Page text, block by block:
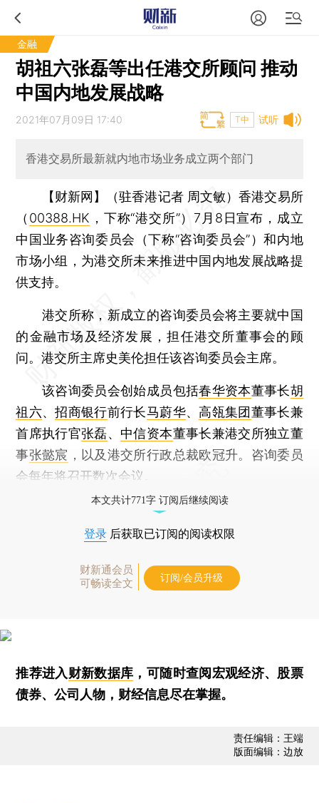
金融
胡祖六张磊等出任港交所顾问 推动
中国内地发展战略
试听
2021年07月09日 17:40 T中
香港交易所最新就内地市场业务成立两个部门
【财新网】（驻香港记者 周文敏）香港交易所
（ 00388.HK ，下称“港交所”）7月8日宣布，成立
中国业务咨询委员会（下称“咨询委员会”）和内地
市场小组，为港交所未来推进中国内地发展战略提
供支持。
港交所称，新成立的咨询委员会将主要就中国
的金融市场及经济发展，担任港交所董事会的顾
问。港交所主席史美伦担任该咨询委员会主席。
该咨询委员会创始成员包括春华资本董事长胡
祖六、招商银行前行长马蔚华、高瓴集团董事长兼
首席执行官张磊、 中信资本董事长兼港交所独立董
事张懿宸 ，以及港交所行政总裁欧冠升。咨询委员
会每年将召开数次会议。
本文共计771字 订阅后继续阅读
登录 后获取已订阅的阅读权限
财新通会员
可畅读全文
订阅/会员升级
推荐进入财新数据库 ，可随时查阅宏观经济、股票
债券、公司人物，财经信息尽在掌握。
责任编辑：王端
版面编辑：边放